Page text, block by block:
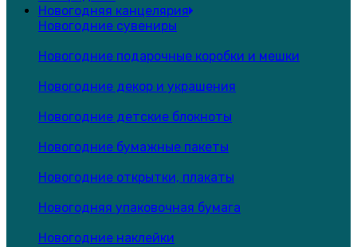
Новогодняя канцелярия
Новогодние сувениры
Новогодние подарочные коробки и мешки
Новогодние декор и украшения
Новогодние детские блокноты
Новогодние бумажные пакеты
Новогодние открытки, плакаты
Новогодняя упаковочная бумага
Новогодние наклейки